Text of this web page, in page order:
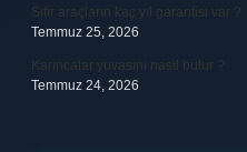
Sıfır araçların kaç yıl garantisi var ?
Temmuz 25, 2026
Karıncalar yuvasını nasıl bulur ?
Temmuz 24, 2026